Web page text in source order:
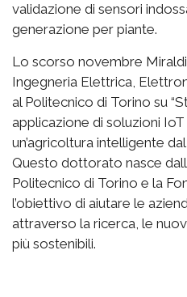
validazione di sensori
generazione per piante.
Lo scorso novembre
Ingegneria Elettrica,
al Politecnico di Torino su
applicazione di soluzioni
un’agricoltura intelligente
Questo dottorato nasce
Politecnico di Torino e la
l’obiettivo di aiutare le
attraverso la ricerca, le
più sostenibili.